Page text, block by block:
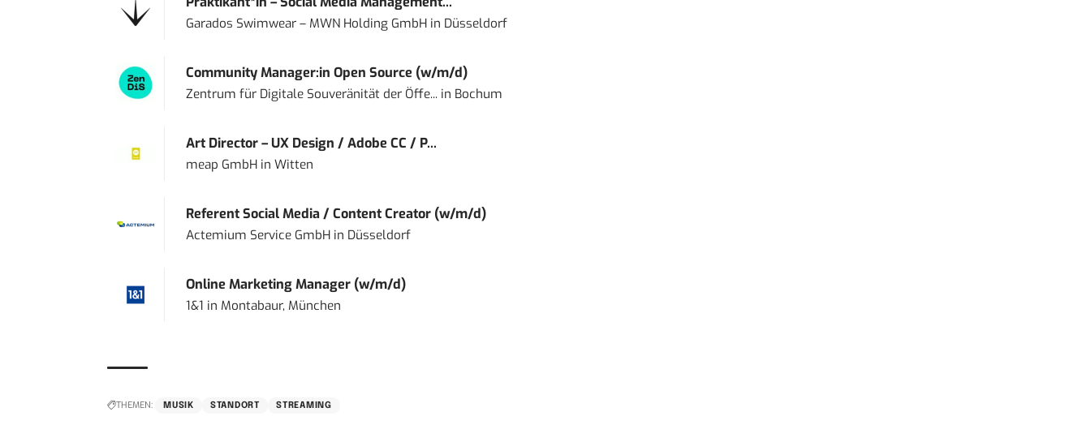
Garados Swimwear – MWN Holding GmbHin Düsseldorf
Community Manager:in Open Source (w/m/d)
Zentrum für Digitale Souveränität der Öffe...in Bochum
Art Director – UX Design / Adobe CC / P...
meap GmbHin Witten
Referent Social Media / Content Creator (w/m/d)
Actemium Service GmbHin Düsseldorf
Online Marketing Manager (w/m/d)
1&1 in Montabaur, München
THEMEN: MUSIK STANDORT STREAMING